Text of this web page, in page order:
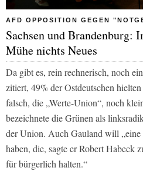
AFD OPPOSITION GEGEN
Sachsen und Brandenburg:
Mühe nichts Neues
Da gibt es, rein rechnerisch, noch
zitiert, 49% der Ostdeutschen
falsch, die „Werte-Union“, noch
bezeichnete die Grünen als
der Union. Auch Gauland will „eine
haben, die, sagte er Robert Habeck
für bürgerlich halten.“